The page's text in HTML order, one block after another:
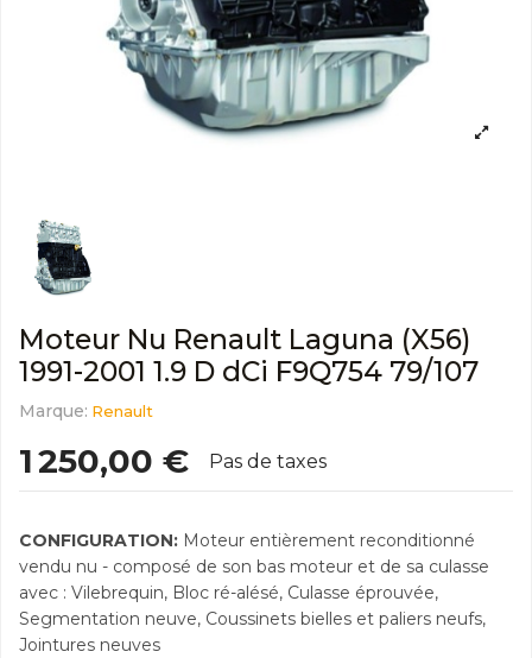
Moteur Nu Renault Laguna (X56)
1991-2001 1.9 D dCi F9Q754 79/107
Marque: Renault
1 250,00 € Pas de taxes
CONFIGURATION: Moteur entièrement reconditionné
vendu nu - composé de son bas moteur et de sa culasse
avec : Vilebrequin, Bloc ré-alésé, Culasse éprouvée,
Segmentation neuve, Coussinets bielles et paliers neufs,
Jointures neuves